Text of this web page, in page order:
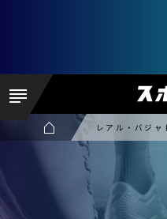
レアル・バジ